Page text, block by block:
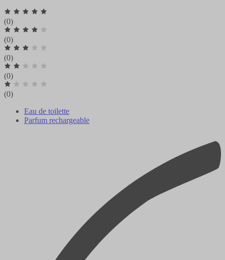
(0)
(0)
(0)
(0)
(0)
Eau de toilette
Parfum rechargeable